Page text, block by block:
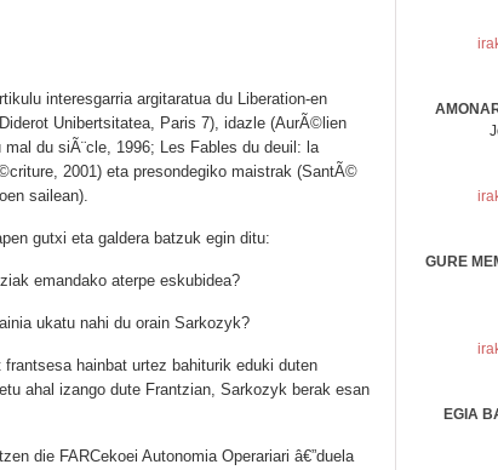
interesgarria argitaratua du Liberation-en
Unibertsitatea, Paris 7), idazle (AurÃ©lien
du siÃ¨cle, 1996; Les Fables du deuil: la
2001) eta presondegiko maistrak (SantÃ©
sailean).
gutxi eta galdera batzuk egin ditu:
emandako aterpe eskubidea?
ukatu nahi du orain Sarkozyk?
hainbat urtez bahiturik eduki duten
ahal izango dute Frantzian, Sarkozyk berak esan
die FARCekoei Autonomia Operariari â€”duela
GURE
EGIA